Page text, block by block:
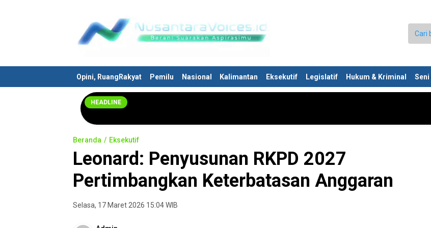
Nusantaravoices.id
Berani Suarakan Aspirasimu
Opini, RuangRakyat Pemilu Nasional Kalimantan Eksekutif Legislatif Hukum & Kriminal Seni
HEADLINE
Beranda Eksekutif
Leonard: Penyusunan RKPD 2027
Pertimbangkan Keterbatasan Anggaran
Selasa, 17 Maret 2026 15:04 WIB